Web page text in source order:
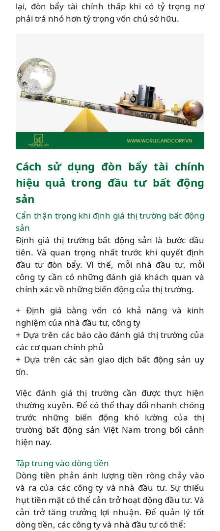
lại, đòn bẩy tài chính thấp khi có tỷ trọng nợ
phải trả nhỏ hơn tỷ trọng vốn chủ sở hữu.
Cách sử dụng đòn bẩy tài chính
hiệu quả trong đầu tư bất động
sản
Cẩn thận trọng khi định giá thị trường bất động
sản
Định giá thị trường bất động sản là bước đầu
tiên. Và quan trọng nhất trước khi quyết định
đầu tư đòn bẩy. Vì thế, mỗi nhà đầu tư, mỗi
công ty cần có những đánh giá khách quan và
chính xác về những biến động của thị trường.
+ Định giá bằng vốn có khả năng và kinh
nghiệm của nhà đầu tư, công ty
+ Dựa trên các báo cáo đánh giá thị trường của
các cơ quan chính phủ
+ Dựa trên các sàn giao dịch bất động sản uy
tín.
Việc đánh giá thị trường cần được thực hiện
thường xuyên. Để có thể thay đổi nhanh chóng
trước những biến động khó lường của thị
trường bất động sản Việt Nam trong bối cảnh
hiện nay.
Tập trung vào dòng tiền
Dòng tiền phản ánh lượng tiền ròng chảy vào
và ra của các công ty và nhà đầu tư. Sự thiếu
hụt tiền mặt có thể cản trở hoạt động đầu tư. Và
cản trở tăng trưởng lợi nhuận. Để quản lý tốt
dòng tiền, các công ty và nhà đầu tư có thể: